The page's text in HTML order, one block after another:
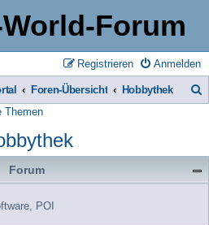
Forum
Anmelden
Registrieren
Foren-Übersicht Hobbythek
h
e
Themen
Forum
POI